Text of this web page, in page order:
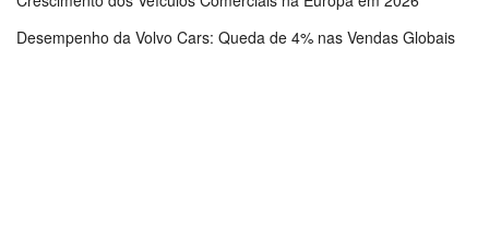
Desempenho da Volvo Cars: Queda de 4% nas Vendas Globais